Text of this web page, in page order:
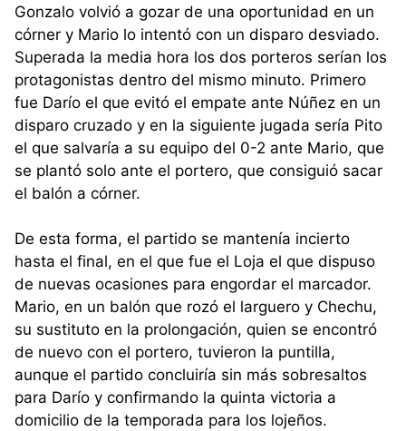
Gonzalo volvió a gozar de una oportunidad en un
córner y Mario lo intentó con un disparo desviado.
Superada la media hora los dos porteros serían los
protagonistas dentro del mismo minuto. Primero
fue Darío el que evitó el empate ante Núñez en un
disparo cruzado y en la siguiente jugada sería Pito
el que salvaría a su equipo del 0-2 ante Mario, que
se plantó solo ante el portero, que consiguió sacar
el balón a córner.
De esta forma, el partido se mantenía incierto
hasta el final, en el que fue el Loja el que dispuso
de nuevas ocasiones para engordar el marcador.
Mario, en un balón que rozó el larguero y Chechu,
su sustituto en la prolongación, quien se encontró
de nuevo con el portero, tuvieron la puntilla,
aunque el partido concluiría sin más sobresaltos
para Darío y confirmando la quinta victoria a
domicilio de la temporada para los lojeños.